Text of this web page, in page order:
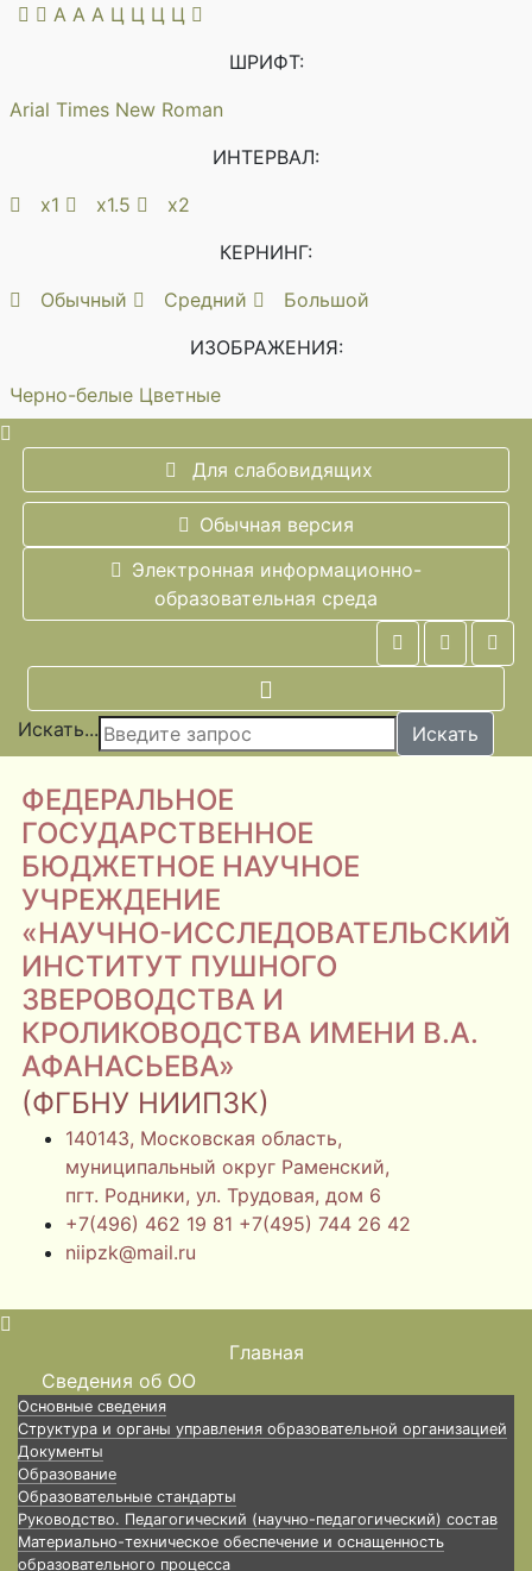
A A A Ц Ц Ц Ц
ШРИФТ:
Arial Times New Roman
ИНТЕРВАЛ:
х1
х1.5
х2
КЕРНИНГ:
Обычный
Средний
Большой
ИЗОБРАЖЕНИЯ:
Черно-белые Цветные
Для слабовидящих
Обычная версия
Электронная информационно-
образовательная среда
Искать... Искать
ФЕДЕРАЛЬНОЕ
ГОСУДАРСТВЕННОЕ
БЮДЖЕТНОЕ НАУЧНОЕ
УЧРЕЖДЕНИЕ
«НАУЧНО-ИССЛЕДОВАТЕЛЬСКИЙ
ИНСТИТУТ ПУШНОГО
ЗВЕРОВОДСТВА И
КРОЛИКОВОДСТВА ИМЕНИ В.А.
АФАНАСЬЕВА»
(ФГБНУ НИИПЗК)
140143, Московская область,
муниципальный округ Раменский,
пгт. Родники, ул. Трудовая, дом 6
+7(496) 462 19 81 +7(495) 744 26 42
niipzk@mail.ru
Главная
Сведения об ОО
Основные сведения
Структура и органы управления образовательной организацией
Документы
Образование
Образовательные стандарты
Руководство. Педагогический (научно-педагогический) состав
Материально-техническое обеспечение и оснащенность
образовательного процесса